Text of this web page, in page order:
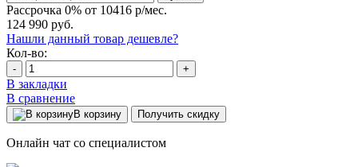
Рассрочка 0% от 10416 р/мес.
124 990 руб.
Нашли данный товар дешевле?
Кол-во:
- +
В закладки
В сравнение
В корзину Получить скидку
Онлайн чат со специалистом